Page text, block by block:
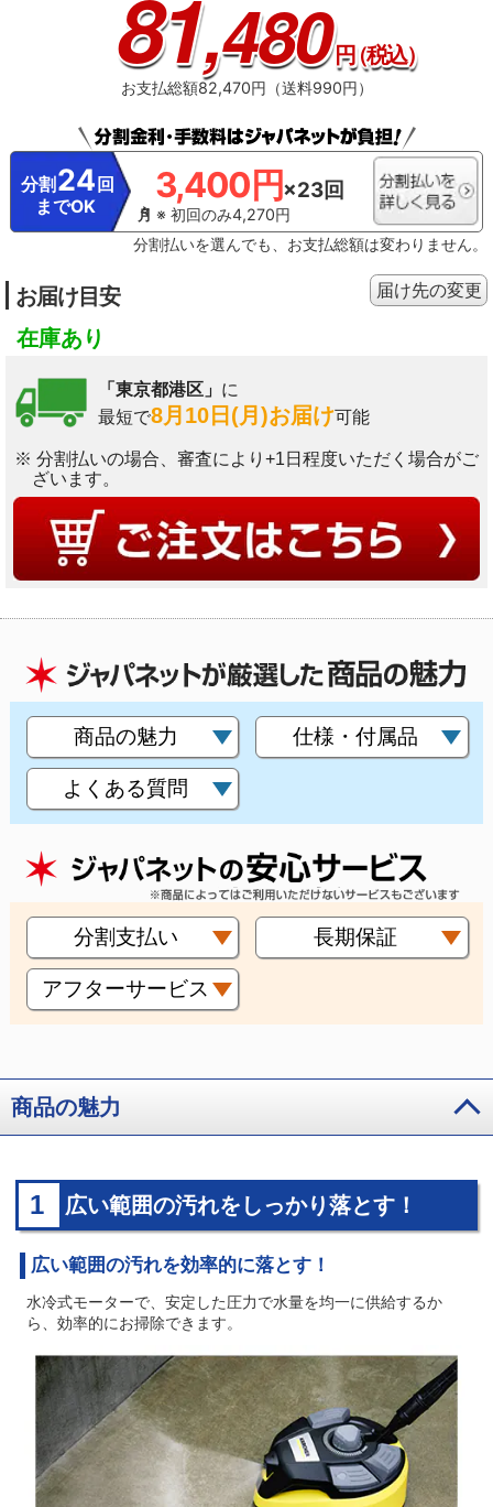
81,480円（税込）
お支払総額82,470円（送料990円）
分割 24 回
までOK
3,400円×23回
※ 初回のみ4,270円
分割払いを選んでも、お支払総額は変わりません。
お届け目安
在庫あり
「東京都港区」 に
最短で8月10日(月)お届け可能
※ 分割払いの場合、審査により+1日程度いただく場合がご
ざいます。
届け先の変更
商品の魅力 仕様・付属品
よくある質問
分割支払い 長期保証
アフターサービス
商品の魅力
1 広い範囲の汚れをしっかり落とす！
広い範囲の汚れを効率的に落とす！
水冷式モーターで、安定した圧力で水量を均一に供給するか
ら、効率的にお掃除できます。